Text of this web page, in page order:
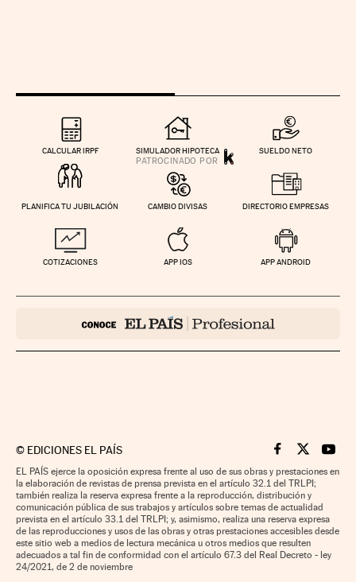
CALCULAR IRPF SIMULADOR HIPOTECA SUELDO NETO
PLANIFICA TU JUBILACIÓN CAMBIO DIVISAS DIRECTORIO EMPRESAS
COTIZACIONES APP IOS APP ANDROID
© EDICIONES EL PAÍS Cinco Días en
Cinco Días
Cinco
EL PAÍS ejerce la oposición expresa frente al uso de sus obras y prestaciones en
la elaboración de revistas de prensa prevista en el artículo 32.1 del TRLPI;
también realiza la reserva expresa frente a la reproducción, distribución y
comunicación pública de sus trabajos y artículos sobre temas de actualidad
prevista en el artículo 33.1 del TRLPI; y, asimismo, realiza una reserva expresa
de las reproducciones y usos de las obras y otras prestaciones accesibles desde
este sitio web a medios de lectura mecánica u otros medios que resulten
adecuados a tal fin de conformidad con el artículo 67.3 del Real Decreto - ley
24/2021, de 2 de noviembre